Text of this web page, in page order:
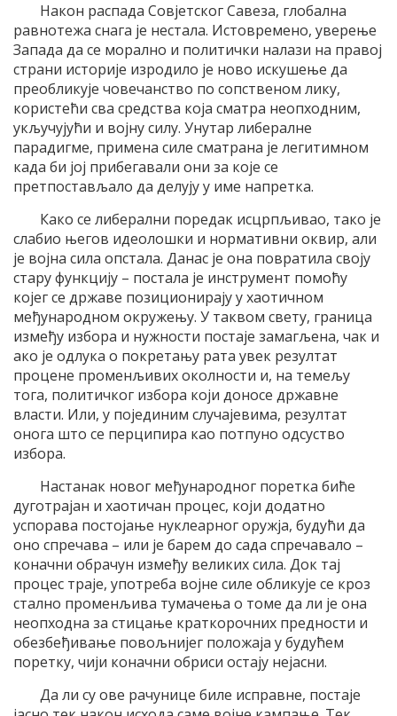
Након распада Совјетског Савеза, глобална
равнотежа снага је нестала. Истовремено, уверење
Запада да се морално и политички налази на правој
страни историје изродило је ново искушење да
преобликује човечанство по сопственом лику,
користећи сва средства која сматра неопходним,
укључујући и војну силу. Унутар либералне
парадигме, примена силе сматрана је легитимном
када би јој прибегавали они за које се
претпостављало да делују у име напретка.
Како се либерални поредак исцрпљивао, тако је
слабио његов идеолошки и нормативни оквир, али
је војна сила опстала. Данас је она повратила своју
стару функцију – постала је инструмент помоћу
којег се државе позиционирају у хаотичном
међународном окружењу. У таквом свету, граница
између избора и нужности постаје замагљена, чак и
ако је одлука о покретању рата увек резултат
процене променљивих околности и, на темељу
тога, политичког избора који доносе државне
власти. Или, у појединим случајевима, резултат
онога што се перципира као потпуно одсуство
избора.
Настанак новог међународног поретка биће
дуготрајан и хаотичан процес, који додатно
успорава постојање нуклеарног оружја, будући да
оно спречава – или је барем до сада спречавало –
коначни обрачун између великих сила. Док тај
процес траје, употреба војне силе обликује се кроз
стално променљива тумачења о томе да ли је она
неопходна за стицање краткорочних предности и
обезбеђивање повољнијег положаја у будућем
поретку, чији коначни обриси остају нејасни.
Да ли су ове рачунице биле исправне, постаје